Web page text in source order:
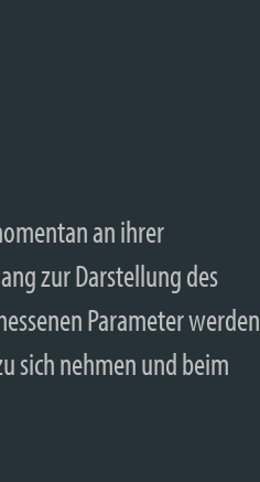
an ihrer
zur Darstellung des
Parameter werden
sich nehmen und beim